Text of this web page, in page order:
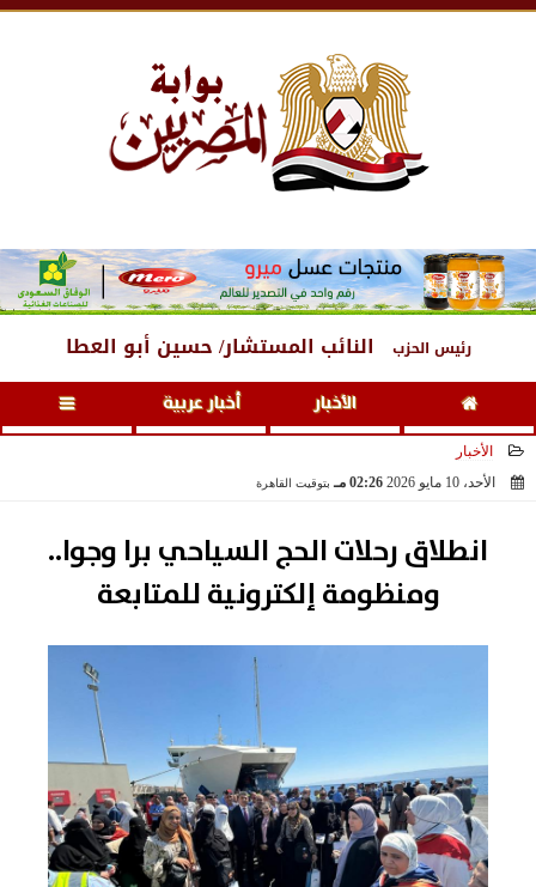
رئيس الحزب النائب المستشار/ حسين أبو العطا
الأخبار أخبار عربية
الأخبار
الأحد، 10 مايو 2026
02:26 مـ بتوقيت القاهرة
انطلاق رحلات الحج السياحي برا وجوا..
ومنظومة إلكترونية للمتابعة